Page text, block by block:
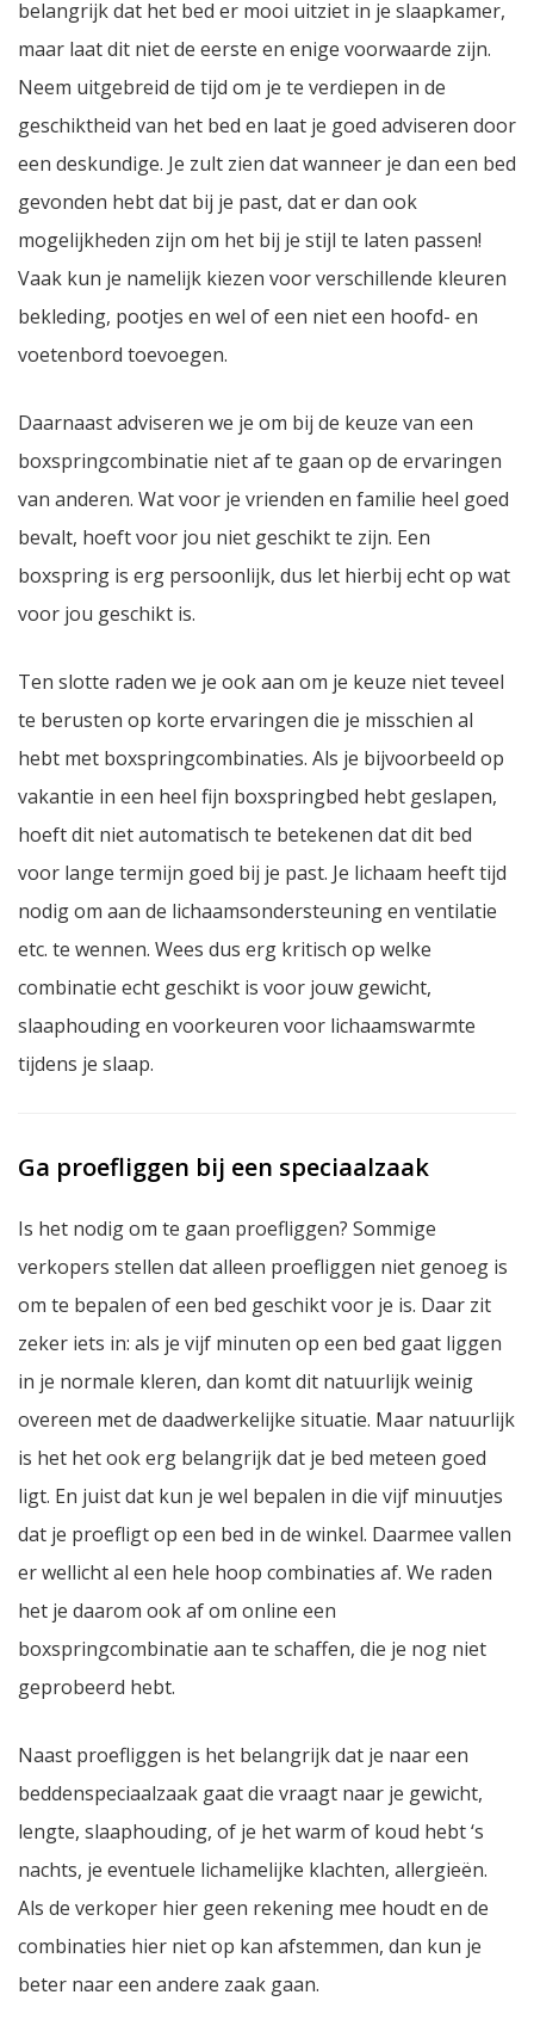
belangrijk dat het bed er mooi uitziet in je slaapkamer,
maar laat dit niet de eerste en enige voorwaarde zijn.
Neem uitgebreid de tijd om je te verdiepen in de
geschiktheid van het bed en laat je goed adviseren door
een deskundige. Je zult zien dat wanneer je dan een bed
gevonden hebt dat bij je past, dat er dan ook
mogelijkheden zijn om het bij je stijl te laten passen!
Vaak kun je namelijk kiezen voor verschillende kleuren
bekleding, pootjes en wel of een niet een hoofd- en
voetenbord toevoegen.
Daarnaast adviseren we je om bij de keuze van een
boxspringcombinatie niet af te gaan op de ervaringen
van anderen. Wat voor je vrienden en familie heel goed
bevalt, hoeft voor jou niet geschikt te zijn. Een
boxspring is erg persoonlijk, dus let hierbij echt op wat
voor jou geschikt is.
Ten slotte raden we je ook aan om je keuze niet teveel
te berusten op korte ervaringen die je misschien al
hebt met boxspringcombinaties. Als je bijvoorbeeld op
vakantie in een heel fijn boxspringbed hebt geslapen,
hoeft dit niet automatisch te betekenen dat dit bed
voor lange termijn goed bij je past. Je lichaam heeft tijd
nodig om aan de lichaamsondersteuning en ventilatie
etc. te wennen. Wees dus erg kritisch op welke
combinatie echt geschikt is voor jouw gewicht,
slaaphouding en voorkeuren voor lichaamswarmte
tijdens je slaap.
Ga proefliggen bij een speciaalzaak
Is het nodig om te gaan proefliggen? Sommige
verkopers stellen dat alleen proefliggen niet genoeg is
om te bepalen of een bed geschikt voor je is. Daar zit
zeker iets in: als je vijf minuten op een bed gaat liggen
in je normale kleren, dan komt dit natuurlijk weinig
overeen met de daadwerkelijke situatie. Maar natuurlijk
is het het ook erg belangrijk dat je bed meteen goed
ligt. En juist dat kun je wel bepalen in die vijf minuutjes
dat je proefligt op een bed in de winkel. Daarmee vallen
er wellicht al een hele hoop combinaties af. We raden
het je daarom ook af om online een
boxspringcombinatie aan te schaffen, die je nog niet
geprobeerd hebt.
Naast proefliggen is het belangrijk dat je naar een
beddenspeciaalzaak gaat die vraagt naar je gewicht,
lengte, slaaphouding, of je het warm of koud hebt ‘s
nachts, je eventuele lichamelijke klachten, allergieën.
Als de verkoper hier geen rekening mee houdt en de
combinaties hier niet op kan afstemmen, dan kun je
beter naar een andere zaak gaan.